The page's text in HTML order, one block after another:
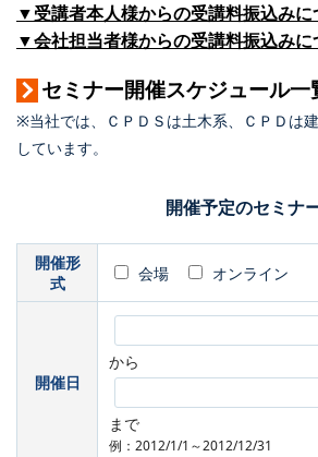
▼受講者本人様からの受講料振込みに
▼会社担当者様からの受講料振込みに
セミナー開催スケジュール一
※当社では、ＣＰＤＳは土木系、ＣＰＤは
しています。
開催予定のセミナ
開催形
式
会場 オンライン
開催日
から
まで
例：2012/1/1～2012/12/31